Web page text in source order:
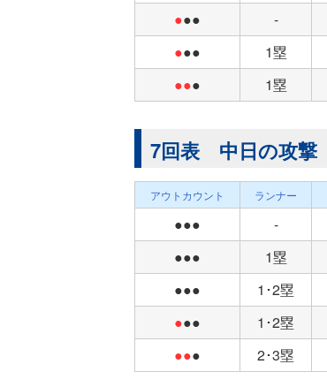
●●● -
●●● 1塁
●●● 1塁
7回表 中日の攻撃
アウトカウント ランナー
●●● -
●●●
1塁
●●●
1･2塁
●●● 1･2塁
●●● 2･3塁